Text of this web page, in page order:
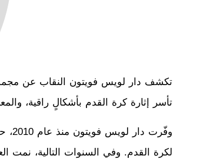
تأسر إثارة كرة القدم بأشكالٍ راقية،
لكرة القدم. وفي السنوات التالية،